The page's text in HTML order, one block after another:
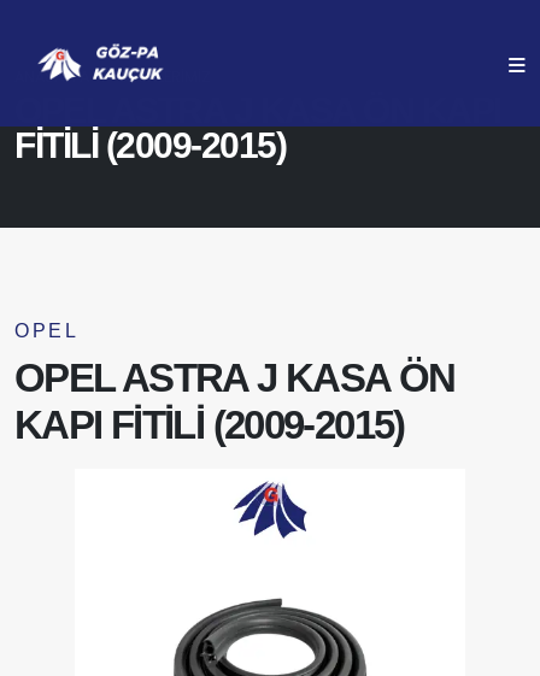
FİTİLİ (2009-2015)
ANASAYFA ÜRÜNLERIMIZ
OPEL
OPEL ASTRA J KASA ÖN
KAPI FİTİLİ (2009-2015)